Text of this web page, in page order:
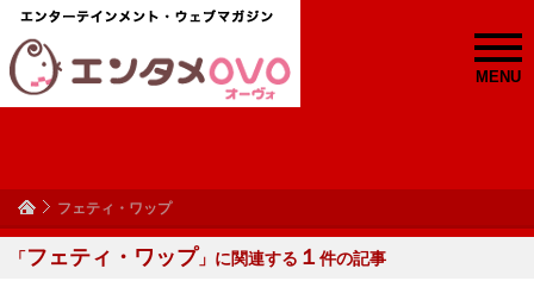
MENU
フェティ・ワップ
「フェティ・ワップ 」に関連する １ 件の記事